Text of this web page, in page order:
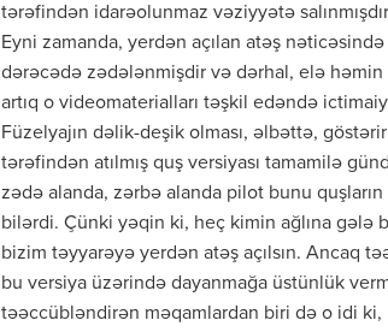
tərəfindən idarəolunmaz vəziyyətə
Eyni zamanda, yerdən açılan atəş
dərəcədə zədələnmişdir və dərhal, elə
artıq o videomaterialları təşkil edəndə
Füzelyajın dəlik-deşik olması, əlbəttə,
tərəfindən atılmış quş versiyası tamamilə
zədə alanda, zərbə alanda pilot bunu
bilərdi. Çünki yəqin ki, heç kimin ağlına
bizim təyyarəyə yerdən atəş açılsın. Ancaq
bu versiya üzərində dayanmağa üstünlük
təəccübləndirən məqamlardan biri də o idi ki,